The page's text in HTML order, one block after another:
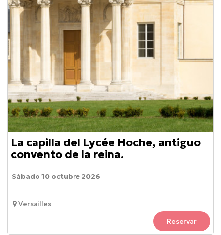
La capilla del Lycée Hoche, antiguo
convento de la reina.
Versailles
Sábado 10 octubre 2026
Reservar